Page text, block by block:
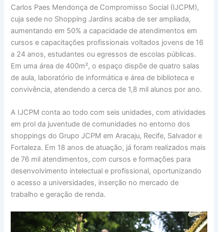
Carlos Paes Mendonça de Compromisso Social (IJCPM),
cuja sede no Shopping Jardins acaba de ser ampliada,
aumentando em 50% a capacidade de atendimentos em
cursos e capacitações profissionais voltados jovens de 16
a 24 anos, estudantes ou egressos de escolas públicas.
Em uma área de 400m², o espaço dispõe de quatro salas
de aula, laboratório de informática e área de biblioteca e
convivência, atendendo a cerca de 1,8 mil alunos por ano.
A IJCPM conta ao todo com seis unidades, com atividades
em prol da juventude de comunidades no entorno dos
shoppings do Grupo JCPM em Aracaju, Recife, Salvador e
Fortaleza. Em 18 anos de atuação, já foram realizados mais
de 76 mil atendimentos, com cursos e formações para
desenvolvimento intelectual e profissional, oportunizando
o acesso a universidades, inserção no mercado de
trabalho e geração de renda.